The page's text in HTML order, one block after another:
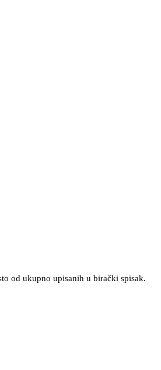
od ukupno upisanih u birački spisak.